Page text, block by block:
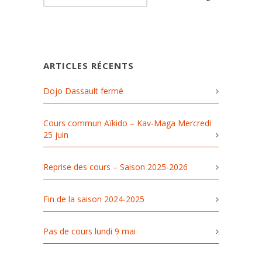
ARTICLES RÉCENTS
Dojo Dassault fermé
Cours commun Aïkido – Kav-Maga Mercredi
25 juin
Reprise des cours – Saison 2025-2026
Fin de la saison 2024-2025
Pas de cours lundi 9 mai